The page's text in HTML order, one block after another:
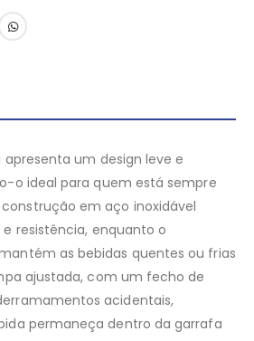
apresenta um design leve e
o ideal para quem está sempre
em aço inoxidável
resistência, enquanto o
as bebidas quentes ou frias
ajustada, com um fecho de
acidentais,
permaneça dentro da garrafa